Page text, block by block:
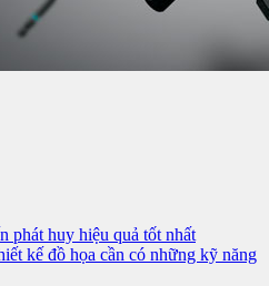
phát huy hiệu quả tốt nhất
kế đồ họa cần có những kỹ năng